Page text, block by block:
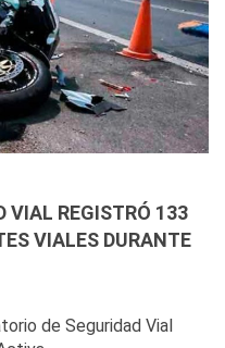
VIAL REGISTRÓ 133
VIALES DURANTE
de Seguridad Vial